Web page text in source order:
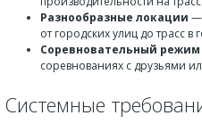
Разнообразные локации —
от городских улиц до трасс в
Соревновательный режим
соревнованиях с друзьями
Системные